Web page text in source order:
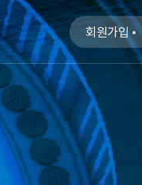
회원가입